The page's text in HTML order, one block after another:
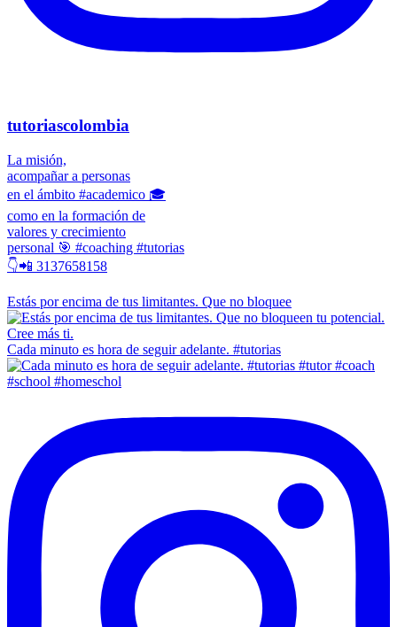
tutoriascolombia
La misión,
acompañar a personas
en el ámbito #academico 🎓
como en la formación de
valores y crecimiento
personal 🎯 #coaching #tutorias
👇📲 3137658158
Estás por encima de tus limitantes. Que no bloquee
Cada minuto es hora de seguir adelante. #tutorias